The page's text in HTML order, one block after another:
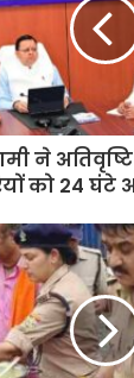
ने
को 24 घंटे